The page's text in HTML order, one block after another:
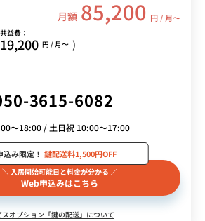
月額 85,200 円 / 月〜
共益費：
19,200 円 / 月〜 )
3615-6082
～18:00 / 土日祝 10:00～17:00
＼ 入居開始可能日と料金が分かる ／
Web申込みはこちら
込み限定！ 鍵配送料1,500円OFF
スオプション「鍵の配送」について